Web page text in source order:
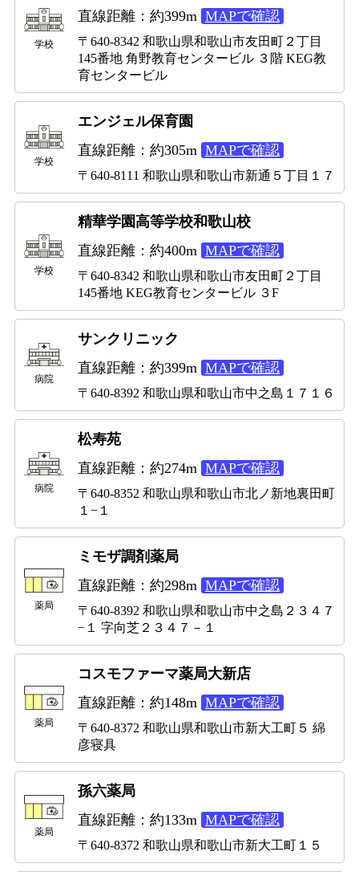
学校
直線距離：約399m MAPで確認
〒640-8342 和歌山県和歌山市友田町２丁目
145番地 角野教育センタービル ３階 KEG教
育センタービル
学校
エンジェル保育園
直線距離：約305m MAPで確認
〒640-8111 和歌山県和歌山市新通５丁目１７
学校
精華学園高等学校和歌山校
直線距離：約400m MAPで確認
〒640-8342 和歌山県和歌山市友田町２丁目
145番地 KEG教育センタービル ３F
病院
サンクリニック
直線距離：約399m MAPで確認
〒640-8392 和歌山県和歌山市中之島１７１６
病院
松寿苑
直線距離：約274m MAPで確認
〒640-8352 和歌山県和歌山市北ノ新地裏田町
１−１
薬局
ミモザ調剤薬局
直線距離：約298m MAPで確認
〒640-8392 和歌山県和歌山市中之島２３４７
−１ 字向芝２３４７－１
薬局
コスモファーマ薬局大新店
直線距離：約148m MAPで確認
〒640-8372 和歌山県和歌山市新大工町５ 綿
彦寝具
薬局
孫六薬局
直線距離：約133m MAPで確認
〒640-8372 和歌山県和歌山市新大工町１５